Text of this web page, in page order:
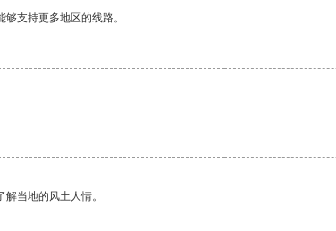
支持更多地区的线路。
当地的风土人情。